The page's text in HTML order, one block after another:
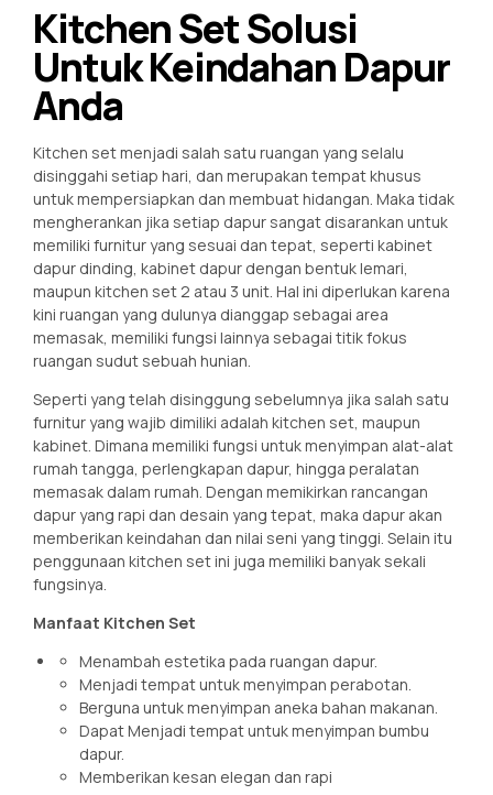
Kitchen Set Solusi
Untuk Keindahan Dapur
Anda
Kitchen set menjadi salah satu ruangan yang selalu
disinggahi setiap hari, dan merupakan tempat khusus
untuk mempersiapkan dan membuat hidangan. Maka tidak
mengherankan jika setiap dapur sangat disarankan untuk
memiliki furnitur yang sesuai dan tepat, seperti kabinet
dapur dinding, kabinet dapur dengan bentuk lemari,
maupun kitchen set 2 atau 3 unit. Hal ini diperlukan karena
kini ruangan yang dulunya dianggap sebagai area
memasak, memiliki fungsi lainnya sebagai titik fokus
ruangan sudut sebuah hunian.
Seperti yang telah disinggung sebelumnya jika salah satu
furnitur yang wajib dimiliki adalah kitchen set, maupun
kabinet. Dimana memiliki fungsi untuk menyimpan alat-alat
rumah tangga, perlengkapan dapur, hingga peralatan
memasak dalam rumah. Dengan memikirkan rancangan
dapur yang rapi dan desain yang tepat, maka dapur akan
memberikan keindahan dan nilai seni yang tinggi. Selain itu
penggunaan kitchen set ini juga memiliki banyak sekali
fungsinya.
Manfaat Kitchen Set
Menambah estetika pada ruangan dapur.
Menjadi tempat untuk menyimpan perabotan.
Berguna untuk menyimpan aneka bahan makanan.
Dapat Menjadi tempat untuk menyimpan bumbu
dapur.
Memberikan kesan elegan dan rapi